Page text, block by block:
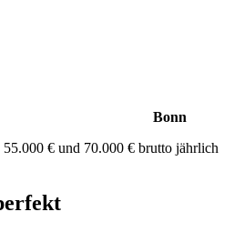
Bonn
€ und 70.000 € brutto jährlich